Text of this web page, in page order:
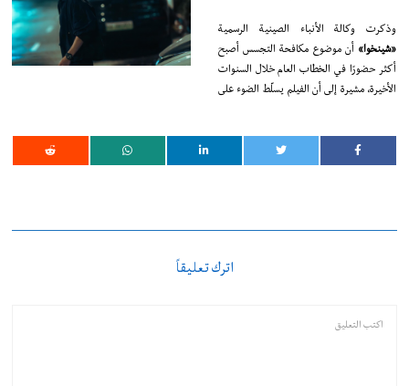
وذكرت وكالة الأنباء الصينية الرسمية
«شينخوا» أن موضوع مكافحة التجسس أصبح
أكثر حضورًا في الخطاب العام خلال السنوات
الأخيرة، مشيرة إلى أن الفيلم يسلّط الضوء على
اترك تعليقاً